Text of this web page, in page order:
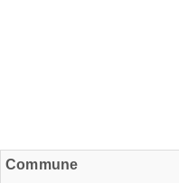
Commune